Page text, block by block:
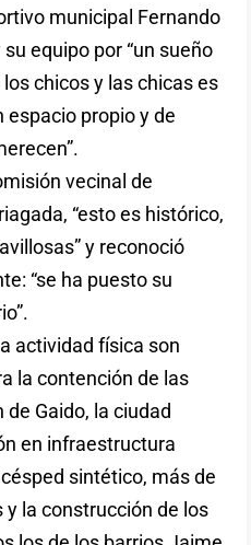
municipal Fernando
equipo por “un sueño
chicos y las chicas es
propio y de
vecinal de
“esto es histórico,
y reconoció
“se ha puesto su
actividad física son
la contención de las
Gaido, la ciudad
en infraestructura
sintético, más de
la construcción de los